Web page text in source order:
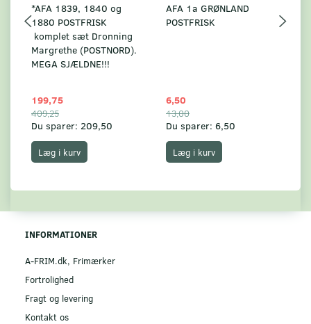
*AFA 1839, 1840 og
1880 POSTFRISK
komplet sæt Dronning
Margrethe (POSTNORD).
MEGA SJÆLDNE!!!
199,75
409,25
Du sparer: 209,50
Læg i kurv
AFA 1a GRØNLAND
POSTFRISK
6,50
13,00
Du sparer: 6,50
Læg i kurv
INFORMATIONER
A-FRIM.dk, Frimærker
Fortrolighed
Fragt og levering
Kontakt os